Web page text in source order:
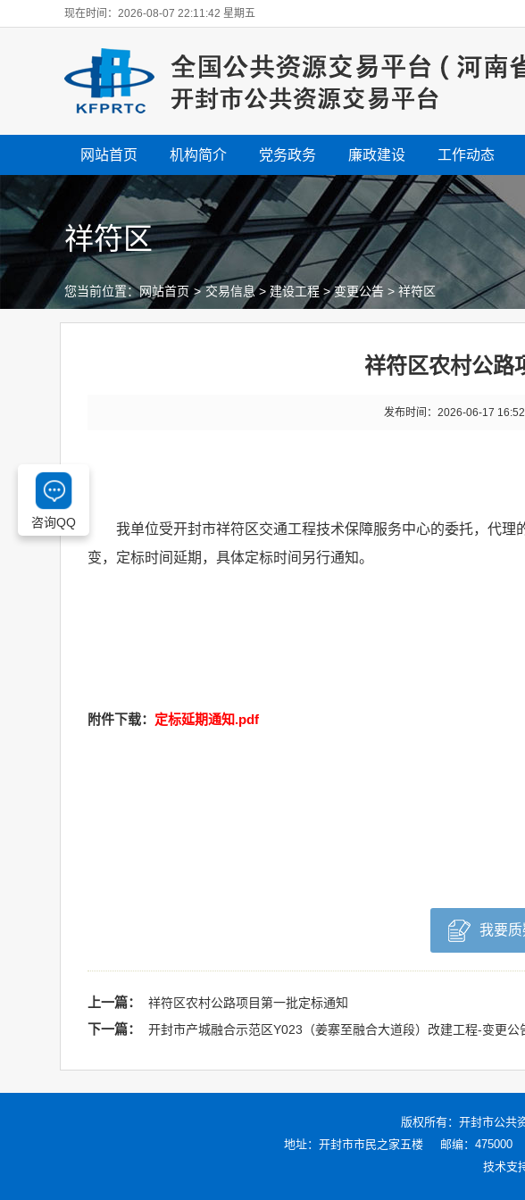
现在时间：2026-08-07 22:11:42 星期五
网站首页 机构简介 党务政务 廉政建设 工作动态
祥符区
您当前位置：网站首页 > 交易信息>建设工程 >变更公告 >祥符区
祥符区农村公路
发布时间：2026-06-17
我单位受开封市祥符区交通工程技术保障服务中心的委托，代理
变，定标时间延期，具体定标时间另行通知。
附件下载： 定标延期通知.pdf
我要质
上一篇： 祥符区农村公路项目第一批定标通知
下一篇： 开封市产城融合示范区Y023（姜寨至融合大道段）改建工程-变更公
版权所有： 开封市公共
地址：开封市市民之家五楼
邮编：475000
技术支
咨询QQ